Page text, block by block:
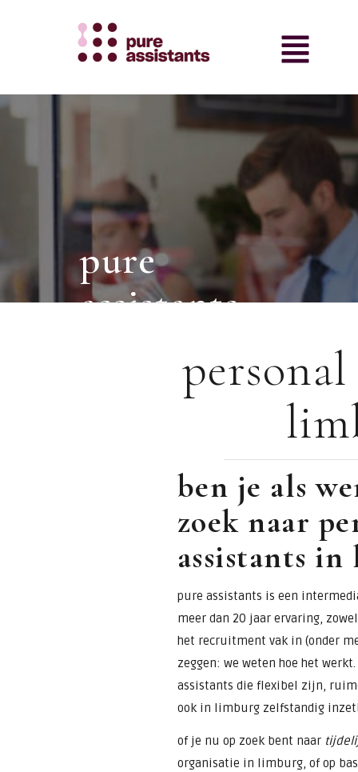
pure
assistants
secretaresses
ben je als
zoek naar
assistants
pure assistants is een
meer dan 20 jaar ervaring,
het recruitment vak in (onder
zeggen: we weten hoe het
assistants die flexibel zijn,
ook in limburg zelfstandig
of je nu op zoek bent naar
organisatie in limburg, of op